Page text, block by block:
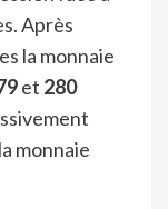
Après
la monnaie
et 280
monnaie